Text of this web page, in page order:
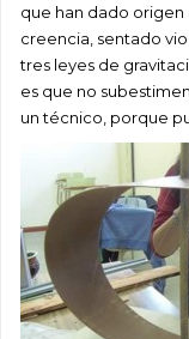
que han dado
creencia, sentado
tres leyes de
es que no
un técnico, porque